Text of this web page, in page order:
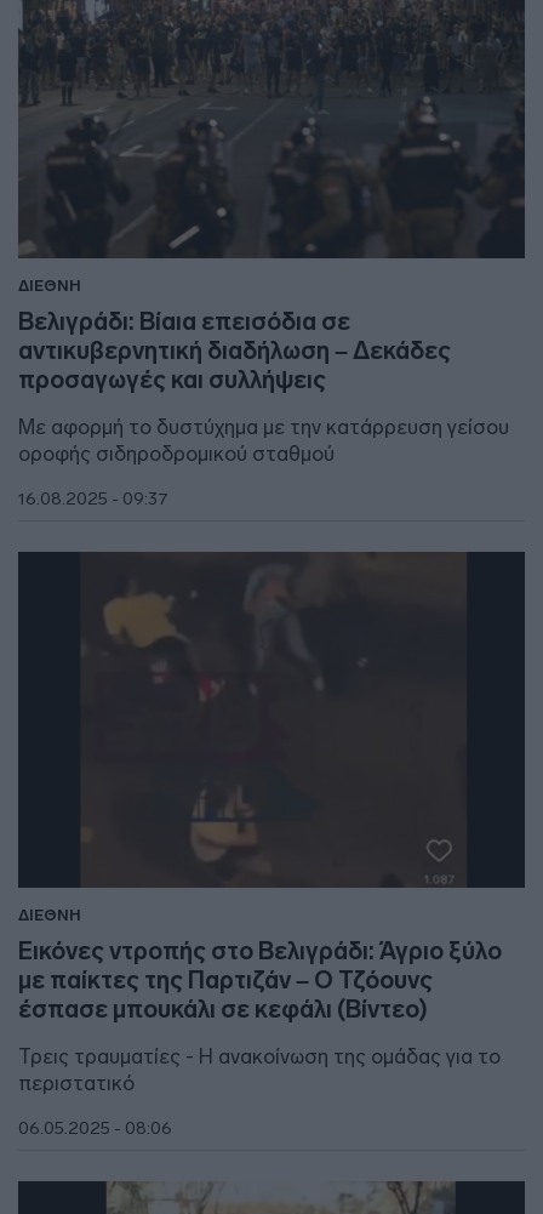
ΔΙΕΘΝΗ
Βελιγράδι: Βίαια επεισόδια σε
αντικυβερνητική διαδήλωση – Δεκάδες
προσαγωγές και συλλήψεις
Με αφορμή το δυστύχημα με την κατάρρευση γείσου
οροφής σιδηροδρομικού σταθμού
16.08.2025 - 09:37
ΔΙΕΘΝΗ
Εικόνες ντροπής στο Βελιγράδι: Άγριο ξύλο
με παίκτες της Παρτιζάν – Ο Τζόουνς
έσπασε μπουκάλι σε κεφάλι (Βίντεο)
Τρεις τραυματίες - Η ανακοίνωση της ομάδας για το
περιστατικό
06.05.2025 - 08:06